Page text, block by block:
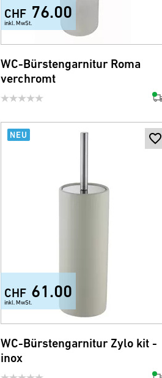
CHF 76.00
inkl. MwSt.
WC-Bürstengarnitur Roma
verchromt
NEU
+7
CHF 61.00
inkl. MwSt.
WC-Bürstengarnitur Zylo kit -
inox